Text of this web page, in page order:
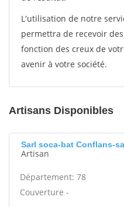
L'utilisation de notre
permettra de recevoir
fonction des creux de
avenir à votre société.
Artisans Disponibles
Sarl soca-bat Conflans-
Artisan
Département: 78
Couverture -